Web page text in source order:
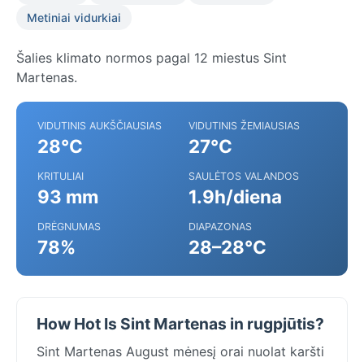
Metiniai vidurkiai
Šalies klimato normos pagal 12 miestus Sint
Martenas.
VIDUTINIS AUKŠČIAUSIAS
28°C
VIDUTINIS ŽEMIAUSIAS
27°C
KRITULIAI
93 mm
SAULĖTOS VALANDOS
1.9h/diena
DRĖGNUMAS
78%
DIAPAZONAS
28–28°C
How Hot Is Sint Martenas in rugpjūtis?
Sint Martenas August mėnesį orai nuolat karšti